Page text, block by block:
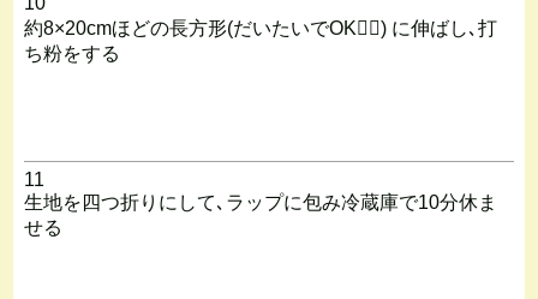
約8×20cmほどの長方形(だいたいでOK🙆‍♀️) に伸ばし､打
ち粉をする
11
生地を四つ折りにして､ラップに包み冷蔵庫で10分休ま
せる